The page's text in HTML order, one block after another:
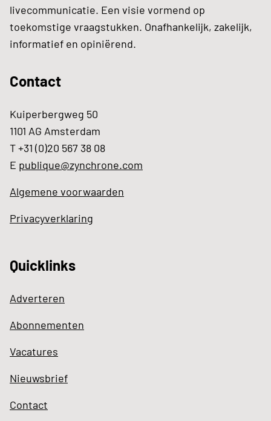
livecommunicatie. Een visie vormend op
toekomstige vraagstukken. Onafhankelijk, zakelijk,
informatief en opiniërend.
Contact
Kuiperbergweg 50
1101 AG Amsterdam
T +31 (0)20 567 38 08
E publique@zynchrone.com
Algemene voorwaarden
Privacyverklaring
Quicklinks
Adverteren
Abonnementen
Vacatures
Nieuwsbrief
Contact